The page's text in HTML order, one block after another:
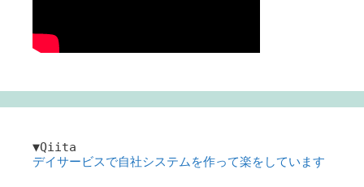
▼Qiita
デイサービスで自社システムを作って楽をしています